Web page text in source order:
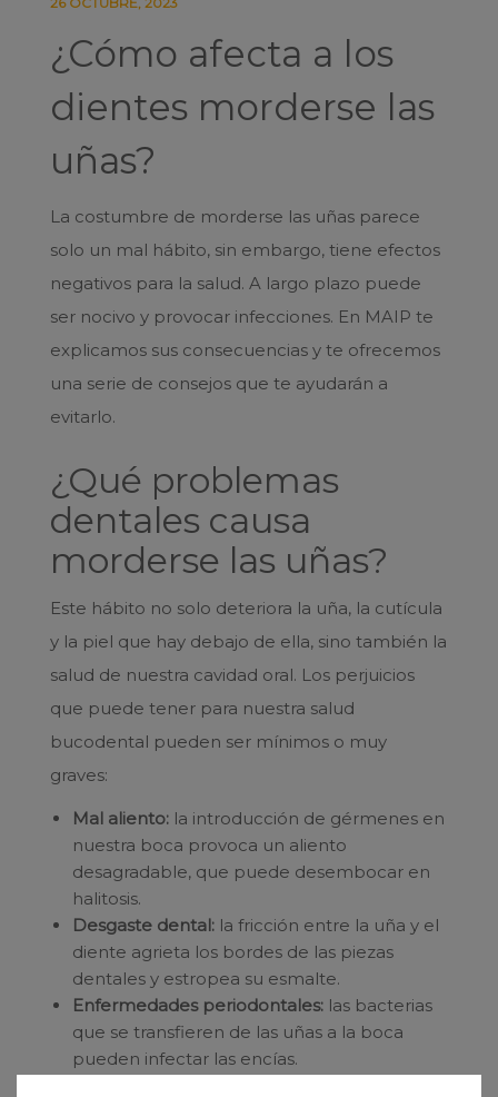
¿Cómo afecta a los
dientes morderse las
uñas?
La costumbre de morderse las uñas parece
solo un mal hábito, sin embargo, tiene efectos
negativos para la salud. A largo plazo puede
ser nocivo y provocar infecciones. En MAIP te
explicamos sus consecuencias y te ofrecemos
una serie de consejos que te ayudarán a
evitarlo.
¿Qué problemas
dentales causa
morderse las uñas?
Este hábito no solo deteriora la uña, la cutícula
y la piel que hay debajo de ella, sino también la
salud de nuestra cavidad oral. Los perjuicios
que puede tener para nuestra salud
bucodental pueden ser mínimos o muy
graves:
Mal aliento: la introducción de gérmenes en
nuestra boca provoca un aliento
desagradable, que puede desembocar en
halitosis.
Desgaste dental: la fricción entre la uña y el
diente agrieta los bordes de las piezas
dentales y estropea su esmalte.
Enfermedades periodontales: las bacterias
que se transfieren de las uñas a la boca
pueden infectar las encías.